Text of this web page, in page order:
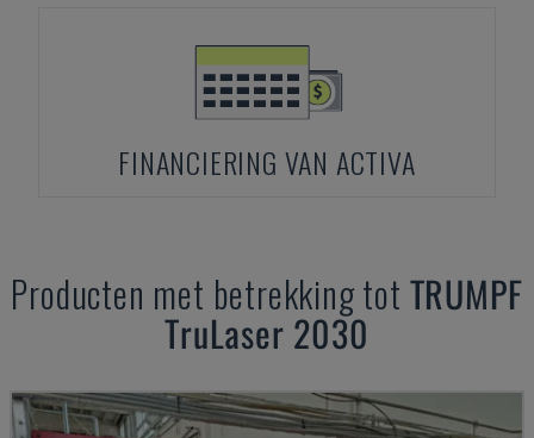
FINANCIERING VAN ACTIVA
Producten met betrekking tot TRUMPF
TruLaser 2030